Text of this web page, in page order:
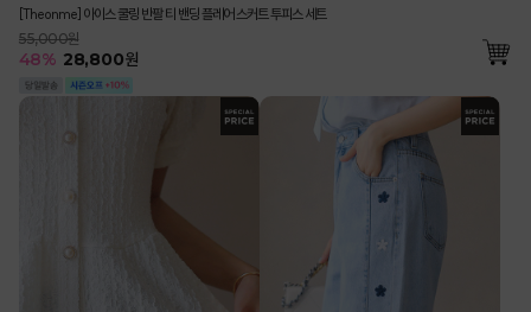
[Theonme] 아이스 쿨링 반팔 티 밴딩 플레어 스커트 투피스 세트
55,000원
48% 28,800원